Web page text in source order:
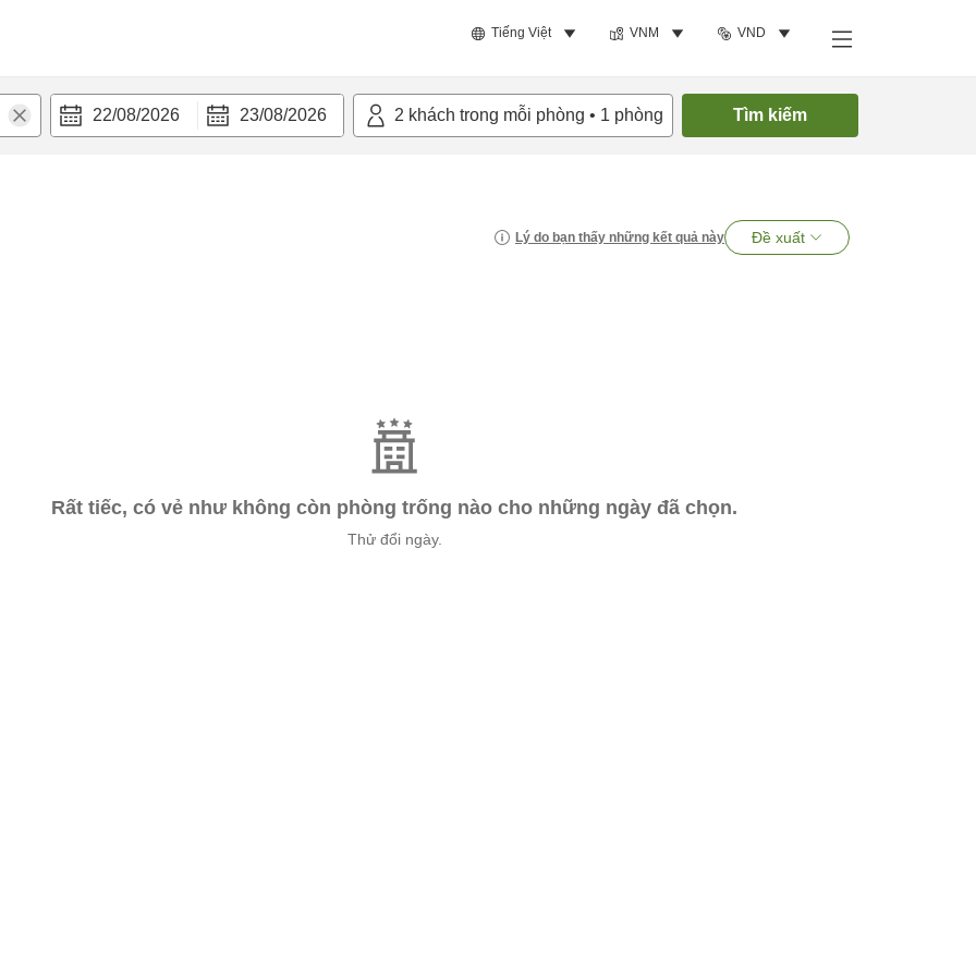
Tiếng Việt VNM VND
22/08/2026 23/08/2026 2 khách trong mỗi phòng • 1 phòng Tìm kiếm
Lý do bạn thấy những kết quả này Đề xuất
Rất tiếc, có vẻ như không còn phòng trống nào cho những ngày đã chọn.
Thử đổi ngày.